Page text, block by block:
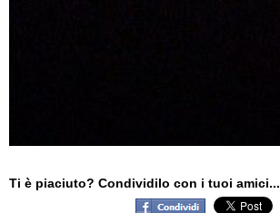
Ti è piaciuto? Condividilo con i tuoi amici...